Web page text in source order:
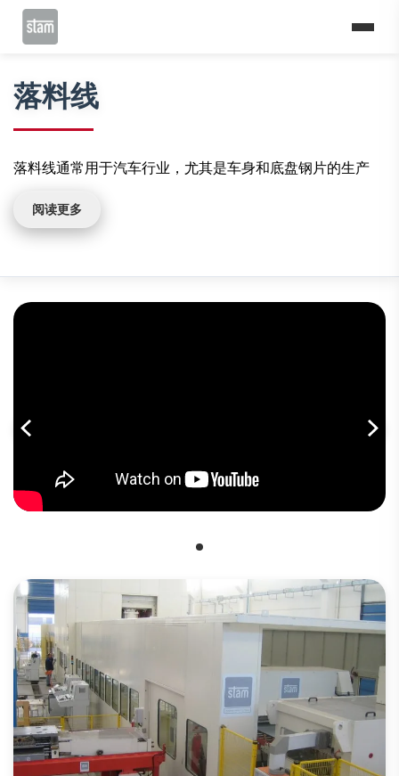
Home
落料线
落料线通常用于汽车行业，尤其是车身和底盘钢片的生产
阅读更多